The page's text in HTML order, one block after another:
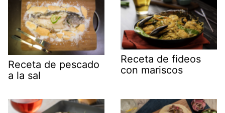
Receta de pescado
a la sal
Receta de fideos
con mariscos